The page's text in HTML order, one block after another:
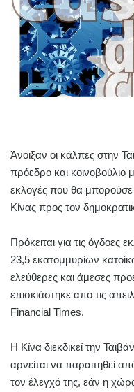
Άνοιξαν οι κάλπες στην
πρόεδρο και κοινοβούλιο
εκλογές που θα μπορούσε
Κίνας προς τον
Πρόκειται για τις
23,5 εκατομμυρίων
ελεύθερες και άμεσες
επισκιάστηκε από τις
Financial Times.
Η Κίνα διεκδικεί την
αρνείται να παραιτηθεί
τον έλεγχό της, εάν η